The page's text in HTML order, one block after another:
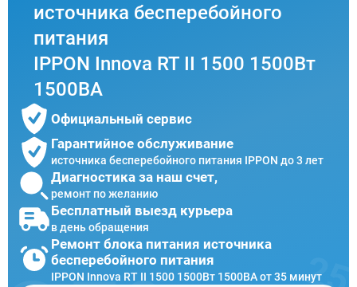
источника бесперебойного
питания
IPPON Innova RT II 1500 1500Вт
1500ВА
Официальный сервис
Гарантийное обслуживание
источника бесперебойного питания IPPON до 3 лет
Диагностика за наш счет,
ремонт по желанию
Бесплатный выезд курьера
в день обращения
Ремонт блока питания источника
бесперебойного питания
IPPON Innova RT II 1500 1500Вт 1500ВА от 35 минут